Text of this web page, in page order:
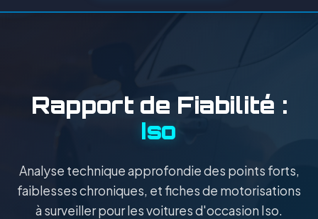
Rapport de Fiabilité :
Iso
Analyse technique approfondie des points forts,
faiblesses chroniques, et fiches de motorisations
à surveiller pour les voitures d'occasion Iso.